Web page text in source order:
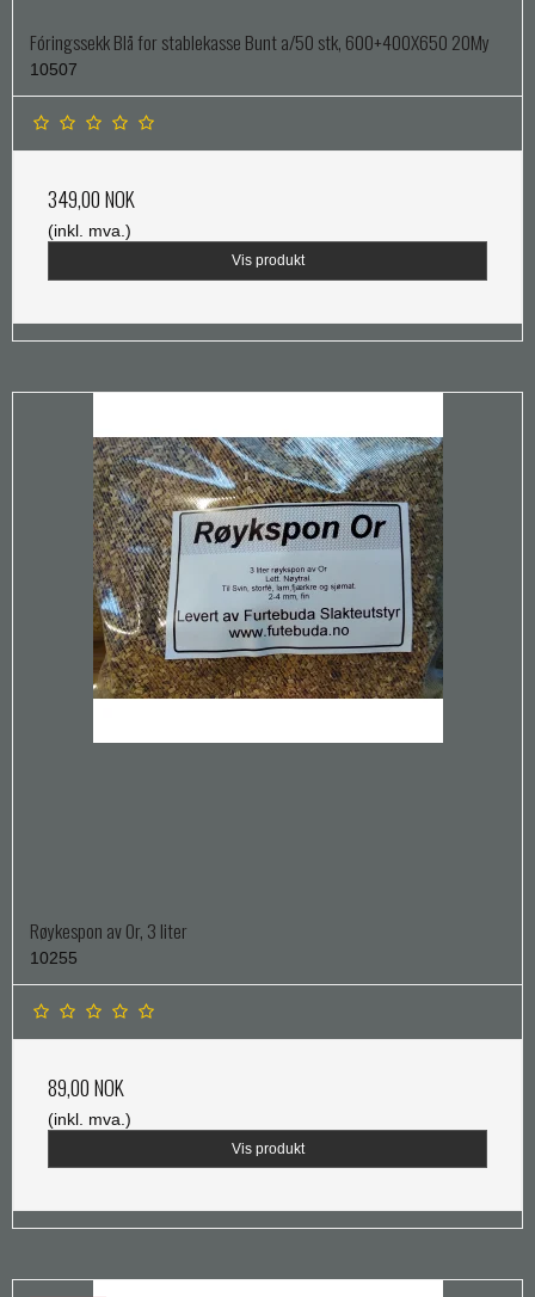
Fóringssekk Blå for stablekasse Bunt a/50 stk, 600+400X650 20My
10507
349,00 NOK
(inkl. mva.)
Vis produkt
Røykespon av Or, 3 liter
10255
89,00 NOK
(inkl. mva.)
Vis produkt